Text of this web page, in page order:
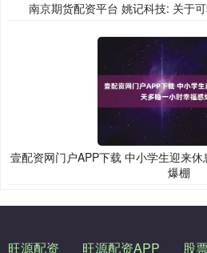
南京期货配资平台 姚记科技: 关于
壹配资网门户APP下载 中小学生迎来
爆棚
旺源配资 旺源配资APP 股